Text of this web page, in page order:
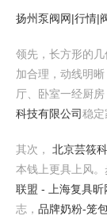
扬州泵阀网|行情|
领先，长方形的
加合理，动线明
厅、卧室一经厨
科技有限公司稳定
其次， 北京芸筱
本钱上更具上风
联盟 - 上海复具昕
志， 品牌奶粉-笼